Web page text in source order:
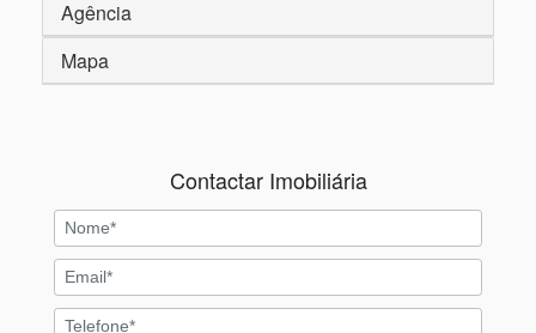
Agência
Mapa
Contactar Imobiliária